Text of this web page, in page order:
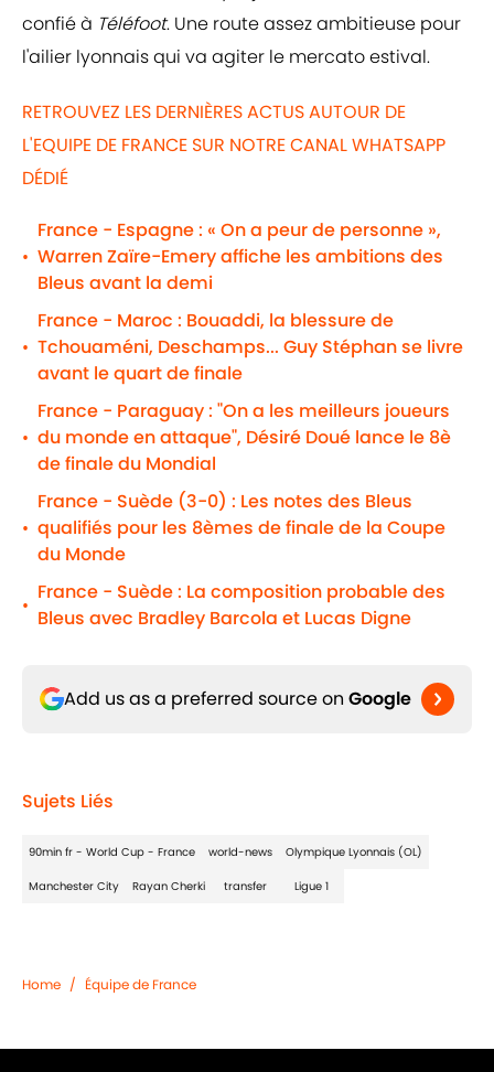
confié à Téléfoot. Une route assez ambitieuse pour
l'ailier lyonnais qui va agiter le mercato estival.
RETROUVEZ LES DERNIÈRES ACTUS AUTOUR DE
L'EQUIPE DE FRANCE SUR NOTRE CANAL WHATSAPP
DÉDIÉ
•
France - Espagne : « On a peur de personne »,
Warren Zaïre-Emery affiche les ambitions des
Bleus avant la demi
•
France - Maroc : Bouaddi, la blessure de
Tchouaméni, Deschamps... Guy Stéphan se livre
avant le quart de finale
•
France - Paraguay : "On a les meilleurs joueurs
du monde en attaque", Désiré Doué lance le 8è
de finale du Mondial
•
France - Suède (3-0) : Les notes des Bleus
qualifiés pour les 8èmes de finale de la Coupe
du Monde
•
France - Suède : La composition probable des
Bleus avec Bradley Barcola et Lucas Digne
Add us as a preferred source on Google
Sujets Liés
90min fr - World Cup - France world-news Olympique Lyonnais (OL)
Manchester City Rayan Cherki transfer Ligue 1
Home / Équipe de France